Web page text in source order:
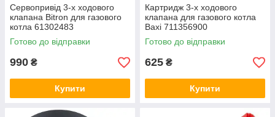
Сервопривід 3-х ходового
клапана Bitron для газового
котла 61302483
Готово до відправки
990 ₴
Купити
Картридж 3-х ходового
клапана для газового котла
Baxi 711356900
Готово до відправки
625 ₴
Купити